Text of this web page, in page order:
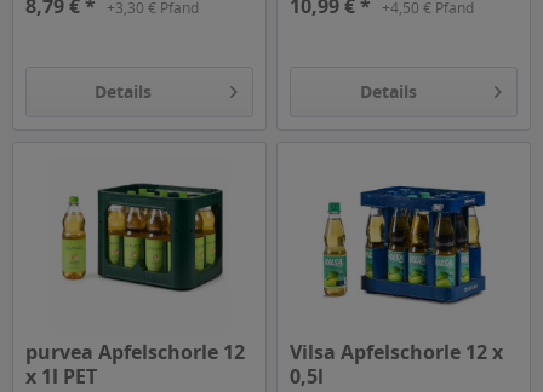
8,79 € *
+3,30 € Pfand
Details
10,99 € *
+4,50 € Pfand
Details
purvea Apfelschorle 12
x 1l PET
Vilsa Apfelschorle 12 x
0,5l